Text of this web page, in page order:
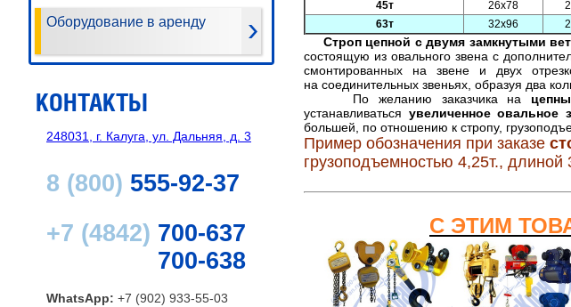
Оборудование в аренду
КОНТАКТЫ
248031, г. Калуга, ул. Дальняя, д. 3
8 (800) 555-92-37
+7 (4842) 700-637
700-638
WhatsApp: +7 (902) 933-55-03
45т
26х78
63т
32х96
Строп цепной с двумя замкнутыми
состоящую из овального звена с
смонтированных на звене и двух
на соединительных звеньях, образуя два
По желанию заказчика на
устанавливаться увеличенное овальное
большей, по отношению к стропу,
Пример обозначения при заказе
грузоподъемностью 4,25т., длиной
С ЭТИМ